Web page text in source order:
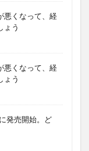
悪くなって、経
ょう
悪くなって、経
ょう
発売開始。ど